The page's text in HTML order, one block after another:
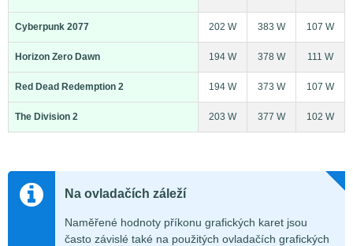
Cyberpunk 2077 202 W 383 W 107 W
Horizon Zero Dawn 194 W 378 W 111 W
Red Dead Redemption 2 194 W 373 W 107 W
The Division 2 203 W 377 W 102 W
Na ovladačích záleží
Naměřené hodnoty příkonu grafických karet jsou
často závislé také na použitých ovladačích grafických